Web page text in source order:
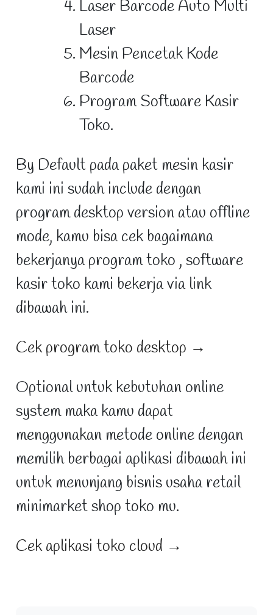
Laser Barcode Auto Multi
Laser
Mesin Pencetak Kode
Barcode
Program Software Kasir
Toko.
By Default pada paket mesin kasir
kami ini sudah include dengan
program desktop version atau offline
mode, kamu bisa cek bagaimana
bekerjanya program toko , software
kasir toko kami bekerja via link
dibawah ini.
Cek program toko desktop →
Optional untuk kebutuhan online
system maka kamu dapat
menggunakan metode online dengan
memilih berbagai aplikasi dibawah ini
untuk menunjang bisnis usaha retail
minimarket shop toko mu.
Cek aplikasi toko cloud →